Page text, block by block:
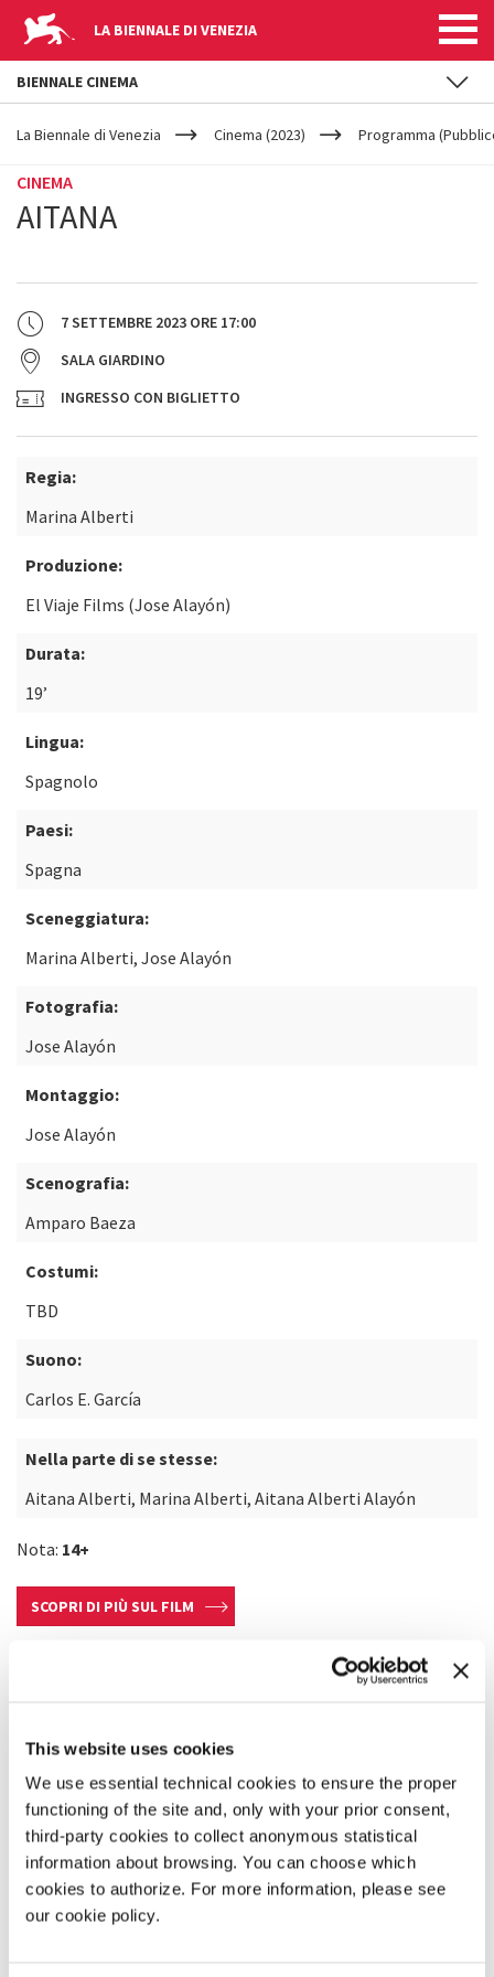
This website uses cookies
We use essential technical cookies to ensure the proper
functioning of the site and, only with your prior consent,
third-party cookies to collect anonymous statistical
information about browsing. You can choose which
cookies to authorize. For more information, please see
our cookie policy.
LA BIENNALE DI VENEZIA
YOUR
ARE
La Biennale di Venezia Cinema (2023) Programma
CINEMA
AITANA
7 SETTEMBRE 2023 ORE 17:00
SALA GIARDINO
INGRESSO CON BIGLIETTO
Regia:
Marina Alberti
Produzione:
El Viaje Films (Jose Alayón)
Durata:
19’
Lingua:
Spagnolo
Paesi:
Spagna
Sceneggiatura:
Marina Alberti, Jose Alayón
Fotografia:
Jose Alayón
Montaggio:
Jose Alayón
Scenografia:
Amparo Baeza
Costumi:
TBD
Suono:
Carlos E. García
Nella parte di se stesse:
Aitana Alberti, Marina Alberti, Aitana Alberti Alayón
Nota: 14+
SCOPRI DI PIÙ SUL FILM
BIENNALE CINEMA